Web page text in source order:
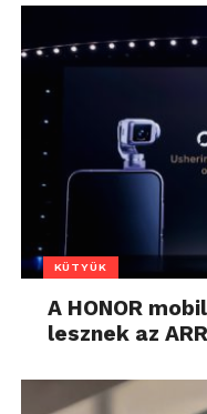
KÜTYÜK
A HONOR
lesznek az